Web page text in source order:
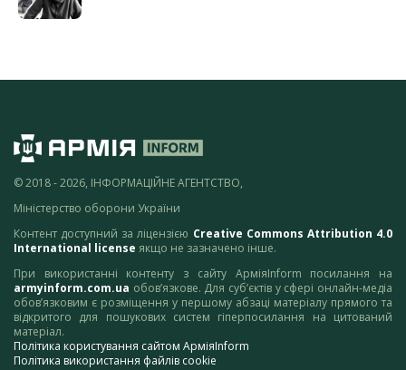
© 2018 - 2026, ІНФОРМАЦІЙНЕ АГЕНТСТВО,
Міністерство оборони України
Контент доступний за ліцензією Creative Commons Attribution 4.0
International license якщо не зазначено інше.
При використанні контенту з сайту АрміяInform посилання на
armyinform.com.ua обов’язкове. Для суб’єктів у сфері онлайн-медіа
обов’язковим є розміщення у першому абзаці матеріалу прямого та
відкритого для пошукових систем гіперпосилання на цитований
матеріал.
Політика користування сайтом АрміяInform
Політика використання файлів cookie